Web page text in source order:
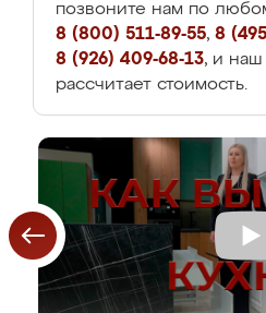
позвоните нам по
8 (800) 511-89-55, 8
8 (926) 409-68-13, и
рассчитает стоимость.